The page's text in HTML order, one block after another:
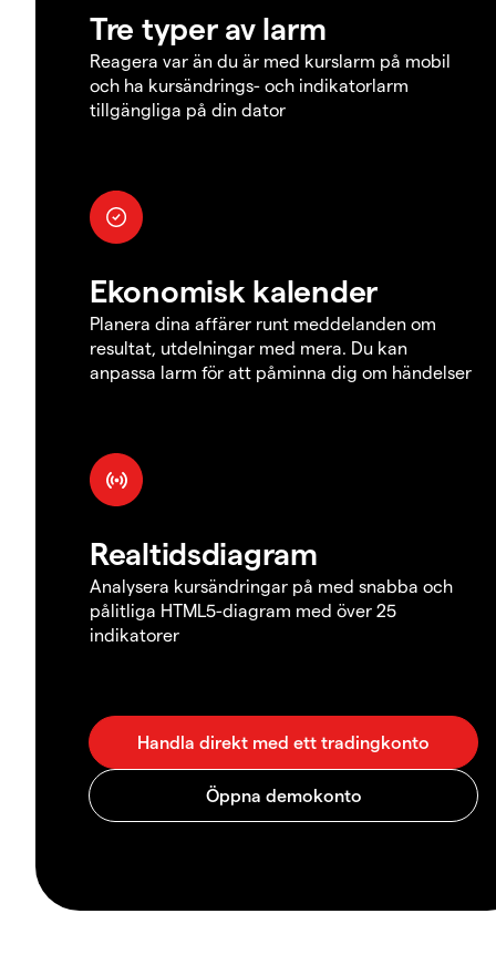
Tre typer av larm
Reagera var än du är med kurslarm på mobil
och ha kursändrings- och indikatorlarm
tillgängliga på din dator
Ekonomisk kalender
Planera dina affärer runt meddelanden om
resultat, utdelningar med mera. Du kan
anpassa larm för att påminna dig om händelser
Realtidsdiagram
Analysera kursändringar på med snabba och
pålitliga HTML5-diagram med över 25
indikatorer